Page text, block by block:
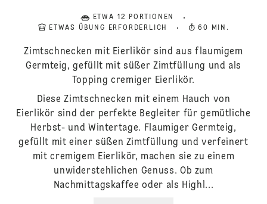
ETWA 12 PORTIONEN
ETWAS ÜBUNG ERFORDERLICH
60 MIN.
Zimtschnecken mit Eierlikör sind aus flaumigem
Germteig, gefüllt mit süßer Zimtfüllung und als
Topping cremiger Eierlikör.
Diese Zimtschnecken mit einem Hauch von
Eierlikör sind der perfekte Begleiter für gemütliche
Herbst- und Wintertage. Flaumiger Germteig,
gefüllt mit einer süßen Zimtfüllung und verfeinert
mit cremigem Eierlikör, machen sie zu einem
unwiderstehlichen Genuss. Ob zum
Nachmittagskaffee oder als Highl...